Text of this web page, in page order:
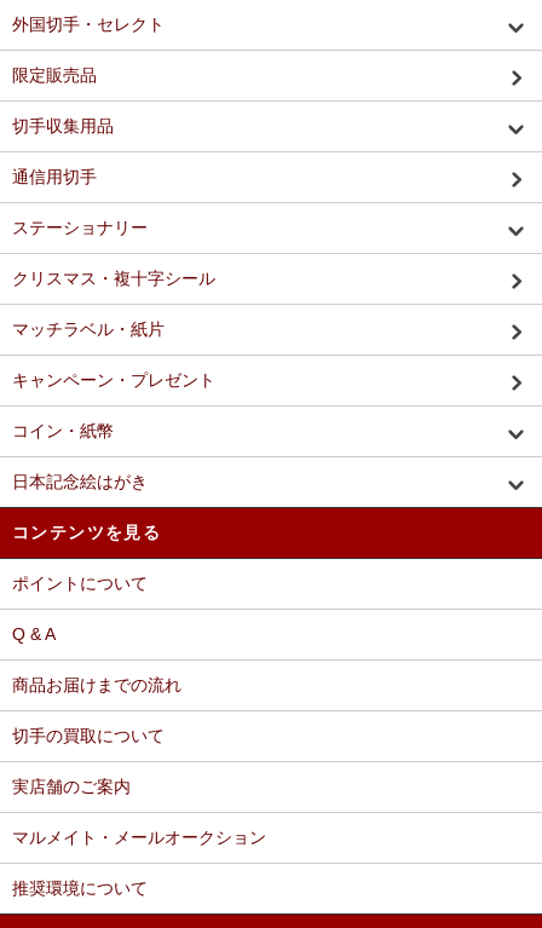
外国切手・セレクト
限定販売品
切手収集用品
通信用切手
ステーショナリー
クリスマス・複十字シール
マッチラベル・紙片
キャンペーン・プレゼント
コイン・紙幣
日本記念絵はがき
コンテンツを見る
ポイントについて
Q & A
商品お届けまでの流れ
切手の買取について
実店舗のご案内
マルメイト・メールオークション
推奨環境について